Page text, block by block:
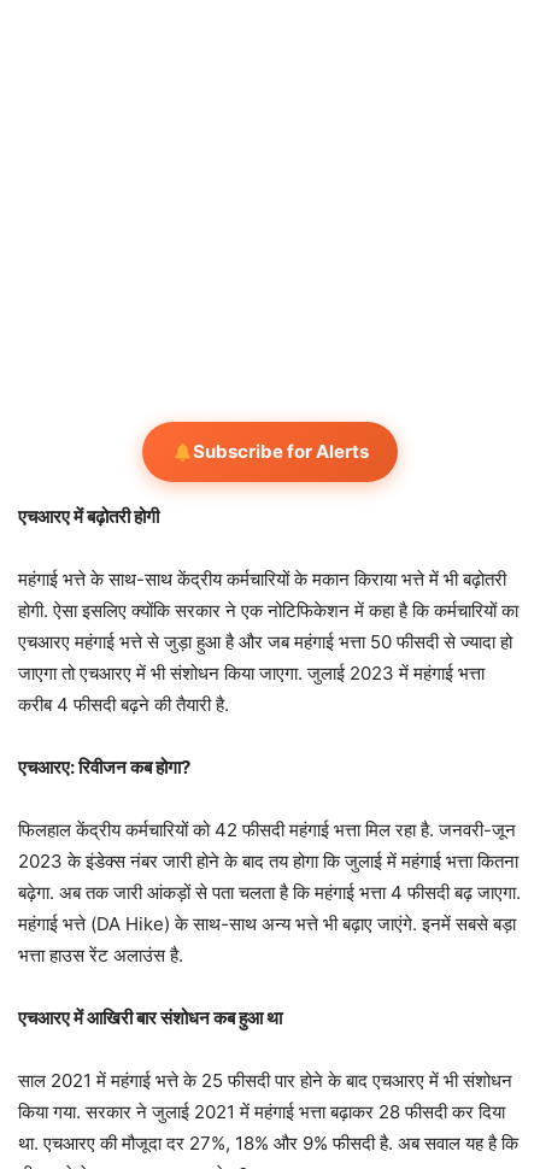
Subscribe for Alerts
एचआरए में बढ़ोतरी होगी
महंगाई भत्ते के साथ-साथ केंद्रीय कर्मचारियों के मकान किराया भत्ते में भी बढ़ोतरी
होगी. ऐसा इसलिए क्योंकि सरकार ने एक नोटिफिकेशन में कहा है कि कर्मचारियों का
एचआरए महंगाई भत्ते से जुड़ा हुआ है और जब महंगाई भत्ता 50 फीसदी से ज्यादा हो
जाएगा तो एचआरए में भी संशोधन किया जाएगा. जुलाई 2023 में महंगाई भत्ता
करीब 4 फीसदी बढ़ने की तैयारी है.
एचआरए: रिवीजन कब होगा?
फिलहाल केंद्रीय कर्मचारियों को 42 फीसदी महंगाई भत्ता मिल रहा है. जनवरी-जून
2023 के इंडेक्स नंबर जारी होने के बाद तय होगा कि जुलाई में महंगाई भत्ता कितना
बढ़ेगा. अब तक जारी आंकड़ों से पता चलता है कि महंगाई भत्ता 4 फीसदी बढ़ जाएगा.
महंगाई भत्ते (DA Hike) के साथ-साथ अन्य भत्ते भी बढ़ाए जाएंगे. इनमें सबसे बड़ा
भत्ता हाउस रेंट अलाउंस है.
एचआरए में आखिरी बार संशोधन कब हुआ था
साल 2021 में महंगाई भत्ते के 25 फीसदी पार होने के बाद एचआरए में भी संशोधन
किया गया. सरकार ने जुलाई 2021 में महंगाई भत्ता बढ़ाकर 28 फीसदी कर दिया
था. एचआरए की मौजूदा दर 27%, 18% और 9% फीसदी है. अब सवाल यह है कि